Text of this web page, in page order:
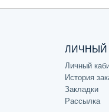
ЛИЧНЫЙ
Личный
История
Закладки
Рассылка